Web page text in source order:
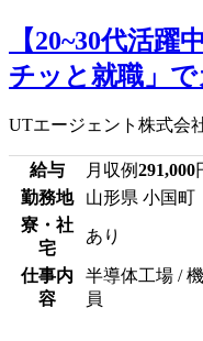
【20~30代活
チッと就職」
UTエージェント株式会
給与 月収例291,000
勤務地
山形県 小国町
寮・社
宅
あり
仕事内
容
半導体工場 /
員